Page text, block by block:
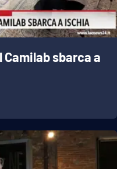
sbarca a